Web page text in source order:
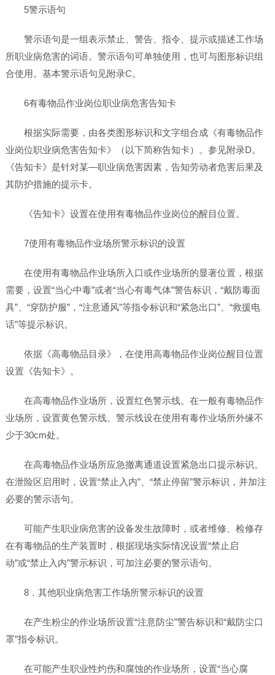
5警示语句
警示语句是一组表示禁止、警告、指令、提示或描述工作场
所职业病危害的词语。警示语句可单独使用，也可与图形标识组
合使用。基本警示语句见附录C。
6有毒物品作业岗位职业病危害告知卡
根据实际需要，由各类图形标识和文字组合成《有毒物品作
业岗位职业病危害告知卡》（以下简称告知卡）。参见附录D。
《告知卡》是针对某—职业病危害因素，告知劳动者危害后果及
其防护措施的提示卡。
《告知卡》设置在使用有毒物品作业岗位的醒目位置。
7使用有毒物品作业场所警示标识的设置
在使用有毒物品作业场所入口或作业场所的显著位置，根据
需要，设置“当心中毒”或者“当心有毒气体”警告标识，“戴防毒面
具”、“穿防护服”，“注意通风”等指令标识和“紧急出口”、“救援电
话”等提示标识。
依据《高毒物品目录》，在使用高毒物品作业岗位醒目位置
设置《告知卡》。
在高毒物品作业场所，设置红色警示线。在一般有毒物品作
业场所，设置黄色警示线。警示线设在使用有毒作业场所外缘不
少于30cm处。
在高毒物品作业场所应急撤离通道设置紧急出口提示标识。
在泄险区启用时，设置“禁止入内”、“禁止停留”警示标识，并加注
必要的警示语句。
可能产生职业病危害的设备发生故障时，或者维修、检修存
在有毒物品的生产装置时，根据现场实际情况设置“禁止启
动”或“禁止入内”警示标识，可加注必要的警示语句。
8．其他职业病危害工作场所警示标识的设置
在产生粉尘的作业场所设置“注意防尘”警告标识和“戴防尘口
罩”指令标识。
在可能产生职业性灼伤和腐蚀的作业场所，设置“当心腐